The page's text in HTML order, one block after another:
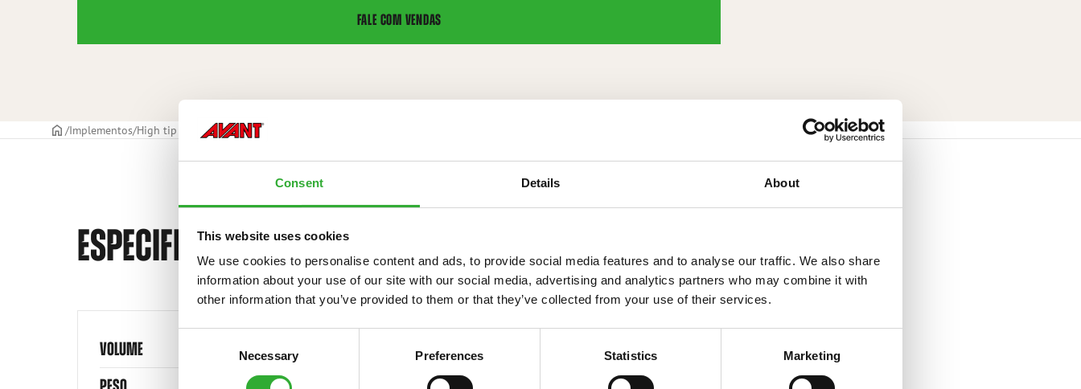
Consent Details About
This website uses cookies
We use cookies to personalise content and ads, to provide social media features and to analyse our traffic. We also share
information about your use of our site with our social media, advertising and analytics partners who may combine it with
other information that you’ve provided to them or that they’ve collected from your use of their services.
Necessary Preferences Statistics Marketing
FALE COM VENDAS
CAPAImplementos High tip bucket Balde basculante alta 1050 mm
ESPECIFICAÇÕES TÉCNICAS
VOLUME
120 kg